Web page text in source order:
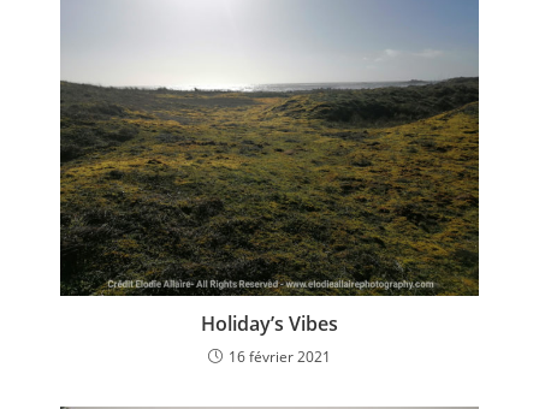
Holiday’s Vibes
16 février 2021